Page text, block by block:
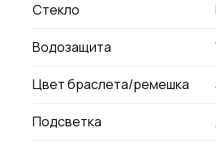
Стекло
Водозащита
Цвет браслета/ремешка
Подсветка